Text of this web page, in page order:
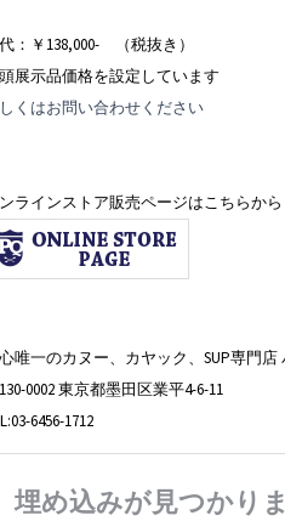
：￥138,000- （税抜き）
展示品価格を設定しています
くはお問い合わせください
ラインストア販売ページはこちらから
唯一のカヌー、カヤック、SUP専門店
0002 東京都墨田区業平4-6-11
6456-1712